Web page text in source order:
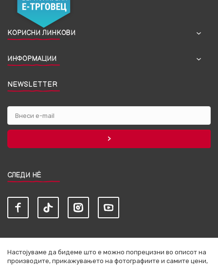
КОРИСНИ ЛИНКОВИ
ИНФОРМАЦИИ
NEWSLETTER
СЛЕДИ НЀ
Настојуваме да бидеме што е можно попрецизни во описот на
производите, прикажувањето на фотографиите и самите цени,